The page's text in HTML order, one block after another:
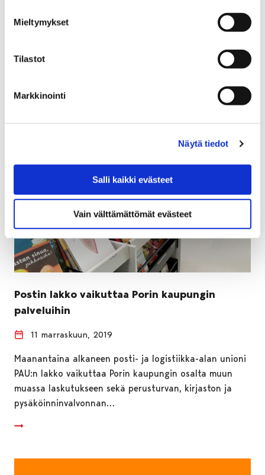
Mieltymykset
Tilastot
Markkinointi
Näytä tiedot
Salli kaikki evästeet
Vain välttämättömät evästeet
Onko sinulla mielessä porilaisten hyvinvointia edistävä
porilaisille -hyvinvointirahan haku alkaa tänään 12.
Postin lakko vaikuttaa Porin kaupungin
palveluihin
11 marraskuun, 2019
Maanantaina alkaneen posti- ja logistiikka-alan unioni
PAU:n lakko vaikuttaa Porin kaupungin osalta muun
muassa laskutukseen sekä perusturvan, kirjaston ja
pysäköinninvalvonnan…